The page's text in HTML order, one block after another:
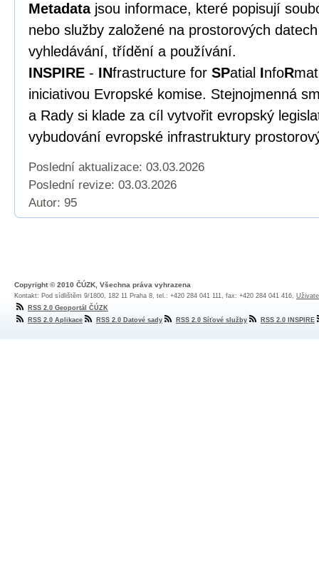
Metadatajsou informace, které popisují
nebo služby založené na prostorových
vyhledávání, třídění a používání.
INSPIRE - INfrastructure for SPatial InfoR
iniciativou Evropské komise. Stejnojmenná
a Rady si klade za cíl vytvořit evropský
vybudování evropské infrastruktury
Poslední aktualizace: 03.03.2026
Poslední revize: 03.03.2026
Autor: 95
Copyright © 2010 ČÚZK, Všechna práva vyhrazena
Kontakt: Pod sídlištěm 9/1800, 182 11 Praha 8, tel.: +420 284 041 111, fax: +420 284 041 416,
RSS 2.0 Geoportál ČÚZK
RSS 2.0 Aplikace
RSS 2.0 Datové sady RSS 2.0 Síťové služby RSS 2.0 INSPIRE